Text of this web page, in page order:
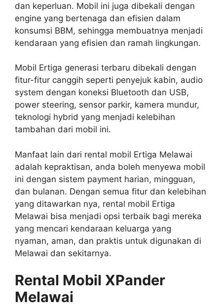
dan keperluan. Mobil ini juga dibekali dengan
engine yang bertenaga dan efisien dalam
konsumsi BBM, sehingga membuatnya menjadi
kendaraan yang efisien dan ramah lingkungan.
Mobil Ertiga generasi terbaru dibekali dengan
fitur-fitur canggih seperti penyejuk kabin, audio
system dengan koneksi Bluetooth dan USB,
power steering, sensor parkir, kamera mundur,
teknologi hybrid yang menjadi kelebihan
tambahan dari mobil ini.
Manfaat lain dari rental mobil Ertiga Melawai
adalah kepraktisan, anda boleh menyewa mobil
ini dengan sistem payment harian, mingguan,
dan bulanan. Dengan semua fitur dan kelebihan
yang ditawarkan nya, rental mobil Ertiga
Melawai bisa menjadi opsi terbaik bagi mereka
yang mencari kendaraan keluarga yang
nyaman, aman, dan praktis untuk digunakan di
Melawai dan sekitarnya.
Rental Mobil XPander
Melawai